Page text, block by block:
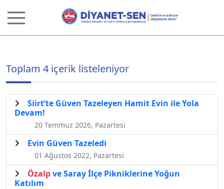
Toplam 4 içerik listeleniyor
Siirt’te Güven Tazeleyen Hamit Evin ile Yola
Devam!
20 Temmuz 2026, Pazartesi
Evin Güven Tazeledi
01 Ağustos 2022, Pazartesi
Özalpve Saray İlçe Pikniklerine Yoğun
Katılım